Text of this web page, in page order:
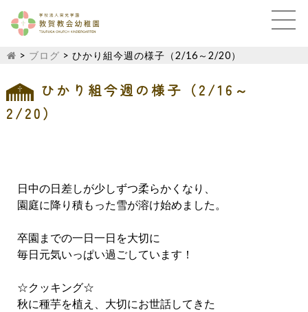
> ブログ > ひかり組今週の様子（2/16～2/20）
ひかり組今週の様子（2/16～
2/20）
日中の日差しが少しずつ柔らかくなり、
園庭に降り積もった雪が溶け始めました。
卒園までの一日一日を大切に
毎日元気いっぱい過ごしています！
☆クッキング☆
秋に種芋を植え、大切にお世話してきた